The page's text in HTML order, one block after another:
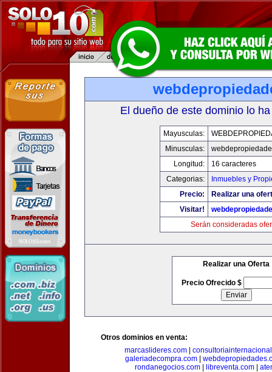
El dueño de este dominio lo
Mayusculas:
Minusculas:
Longitud:
16 caracteres
Categorias:
Inmuebles y
Precio:
Realizar una
Visitar!
Serán consideradas
Realizar una Oferta
Precio Ofrecido $
Otros dominios en venta:
marcaslideres.com
galeriadecompra.com|
rondanegocios.com| libreventa.com|